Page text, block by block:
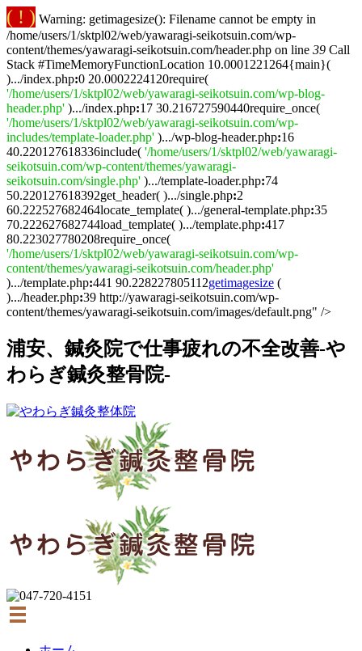
( ! ) Warning: getimagesize(): Filename cannot be empty in
/home/users/1/sktpl02/web/yawaragi-seikotsuin.com/wp-
content/themes/yawaragi-seikotsuin.com/header.php on line 39 Call
Stack #TimeMemoryFunctionLocation 10.0001221264{main}(
).../index.php:0 20.0002224120require(
'/home/users/1/sktpl02/web/yawaragi-seikotsuin.com/wp-blog-
header.php' ).../index.php:17 30.216727590440require_once(
'/home/users/1/sktpl02/web/yawaragi-seikotsuin.com/wp-
includes/template-loader.php' ).../wp-blog-header.php:16
40.220127618336include( '/home/users/1/sktpl02/web/yawaragi-
seikotsuin.com/wp-content/themes/yawaragi-
seikotsuin.com/single.php' ).../template-loader.php:74
50.220127618392get_header( ).../single.php:2
60.222527682464locate_template( ).../general-template.php:35
70.222627682744load_template( ).../template.php:417
80.223027780208require_once(
'/home/users/1/sktpl02/web/yawaragi-seikotsuin.com/wp-
content/themes/yawaragi-seikotsuin.com/header.php'
).../template.php:441 90.228227805112getimagesize (
).../header.php:39 http://yawaragi-seikotsuin.com/wp-
content/themes/yawaragi-seikotsuin.com/images/default.png" />
浦安、鍼灸院で仕事疲れの不全改善-や
わらぎ鍼灸整骨院-